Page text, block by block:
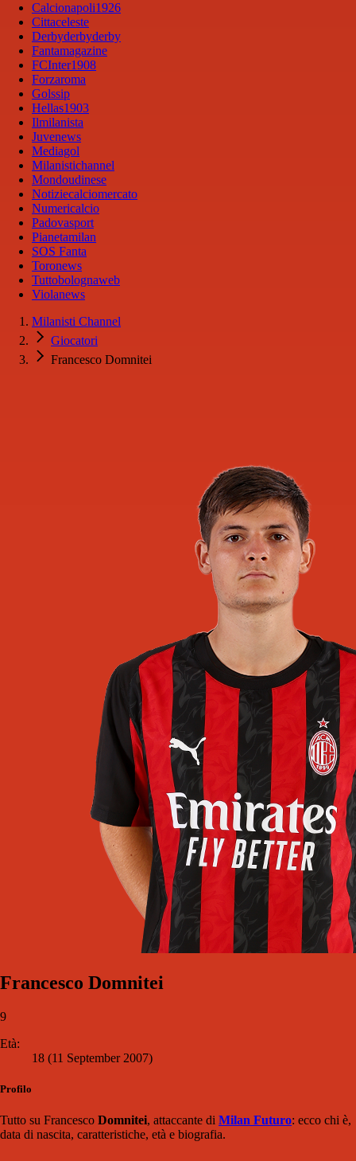
Calcionapoli1926
Cittaceleste
Derbyderbyderby
Fantamagazine
FCInter1908
Forzaroma
Golssip
Hellas1903
Ilmilanista
Juvenews
Mediagol
Milanistichannel
Mondoudinese
Notiziecalciomercato
Numericalcio
Padovasport
Pianetamilan
SOS Fanta
Toronews
Tuttobolognaweb
Violanews
Milanisti Channel
Giocatori
Francesco Domnitei
Francesco Domnitei
9
Età:
18 (11 September 2007)
Profilo
Tutto su Francesco Domnitei, attaccante di Milan Futuro: ecco chi è,
data di nascita, caratteristiche, età e biografia.